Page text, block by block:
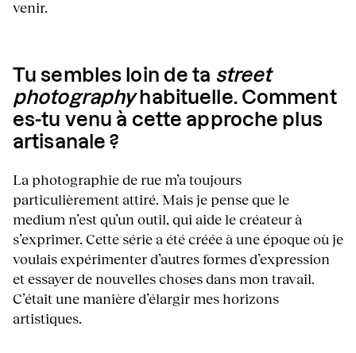
venir.
Tu sembles loin de ta street
photographyhabituelle. Comment
es-tu venu à cette approche plus
artisanale ?
La photographie de rue m’a toujours
particulièrement attiré. Mais je pense que le
medium n’est qu’un outil, qui aide le créateur à
s’exprimer. Cette série a été créée à une époque où je
voulais expérimenter d’autres formes d’expression
et essayer de nouvelles choses dans mon travail.
C’était une manière d’élargir mes horizons
artistiques.